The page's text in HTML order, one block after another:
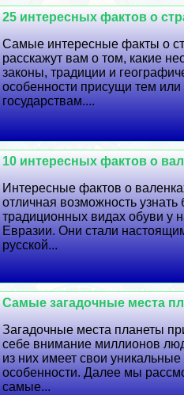
25 интересных фактов о
Самые интересные факты о
расскажут вам о том, какие
законы, традиции и
особенности присущи тем
государствам....
10 интересных фактов о
Интересные фактов о
отличная возможность
традиционных видах обуви у
Евразии. Они стали
русской...
Самые загадочные места
Загадочные места планеты
себе внимание миллионов
из них имеет свои уникальные
особенности. Далее мы
самые...